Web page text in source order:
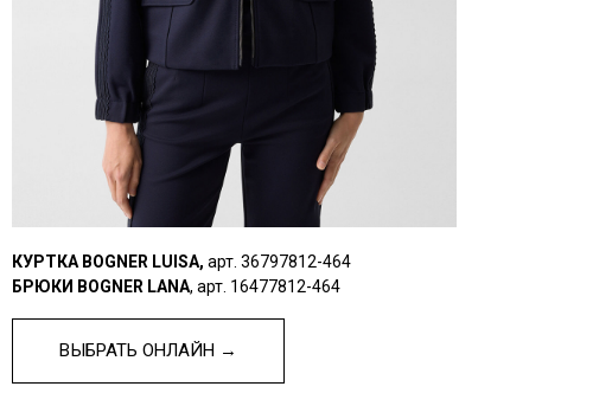
КУРТКА BOGNER LUISA, арт. 36797812-464
БРЮКИ BOGNER LANA, арт. 16477812-464
ВЫБРАТЬ ОНЛАЙН →